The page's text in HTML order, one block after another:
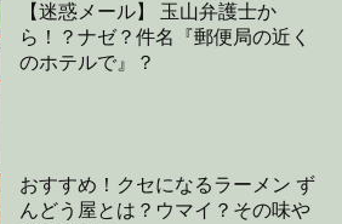
【迷惑メール】 玉山弁護士か
ら！？ナゼ？件名『郵便局の近く
のホテルで』？
おすすめ！クセになるラーメン ず
んどう屋とは？ウマイ？その味や